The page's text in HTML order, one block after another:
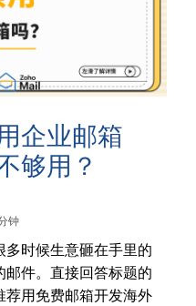
企业邮箱
够用？
钟
时候生意砸在手里的
邮件。直接回答标题的
荐用免费邮箱开发海外